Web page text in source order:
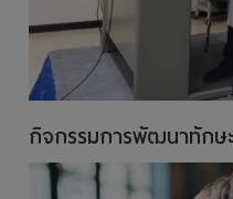
กิจกรรมการพัฒนาทักษ